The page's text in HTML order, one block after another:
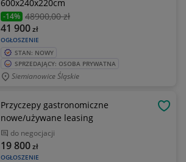
600x240x220cm
-14% 48900,00 zł
OGŁOSZENIE
41 900zł
STAN: NOWY
SPRZEDAJĄCY: OSOBA PRYWATNA
Siemianowice Śląskie
Przyczepy gastronomiczne
nowe/używane leasing
do negocjacji
OGŁOSZENIE
19 800zł